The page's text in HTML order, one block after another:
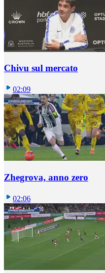
Chivu sul mercato
02:09
Zhegrova, anno zero
02:06